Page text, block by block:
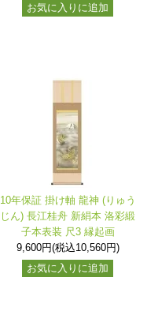
お気に入りに追加
10年保証 掛け軸 龍神 (りゅう
じん) 長江桂舟 新絹本 洛彩緞
子本表装 尺3 縁起画
9,600円(税込10,560円)
お気に入りに追加